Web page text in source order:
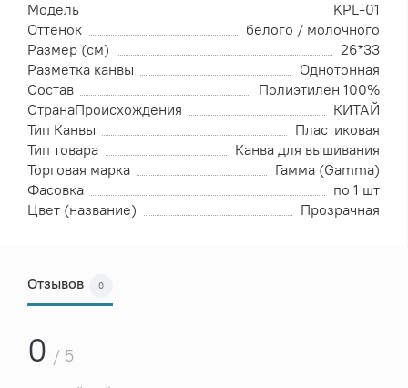
Модель
KPL-01
Оттенок
белого / молочного
Размер (см)
26*33
Разметка канвы
Однотонная
Состав
Полиэтилен 100%
СтранаПроисхождения
КИТАЙ
Тип Канвы
Пластиковая
Тип товара
Канва для вышивания
Торговая марка
Гамма (Gamma)
Фасовка
по 1 шт
Цвет (название)
Прозрачная
Отзывов 0
0 / 5